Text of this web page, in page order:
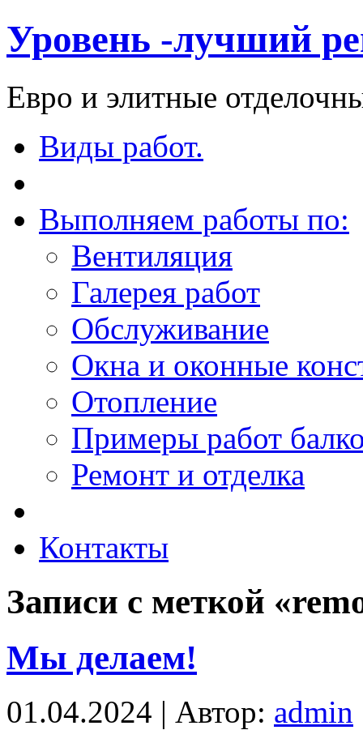
Уровень -лучший
Евро и элитные
Виды работ.
Выполняем работы по:
Вентиляция
Галерея работ
Обслуживание
Окна и оконные
Отопление
Примеры работ
Ремонт и отделка
Контакты
Записи с меткой
Мы делаем!
01.04.2024 | Автор: admin